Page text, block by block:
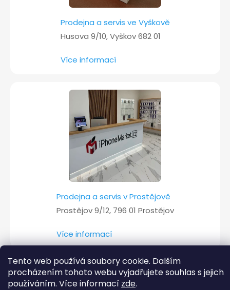
Tento web používá soubory cookie. Dalším
procházením tohoto webu vyjadřujete souhlas s jejich
používáním. Více informací zde.
Prodejna a servis ve Vyškově
Husova 9/10, Vyškov 682 01
Více informací
Prodejna a servis v Prostějově
Prostějov 9/12, 796 01 Prostějov
Více informací
Copyright 2026iPhoneMarket.cz . Všechna práva vyhrazena.